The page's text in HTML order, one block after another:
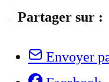
Partager sur :
Envoyer